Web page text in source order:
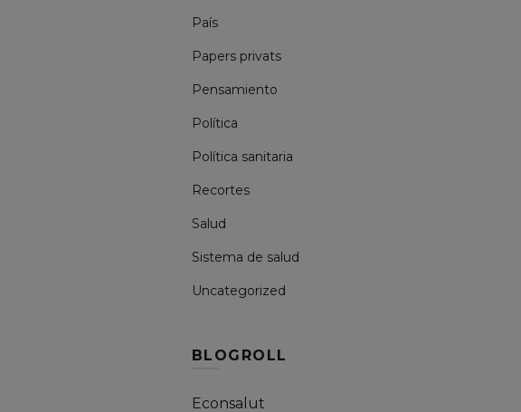
País
Papers privats
Pensamiento
Política
Política sanitaria
Recortes
Salud
Sistema de salud
Uncategorized
BLOGROLL
Econsalut